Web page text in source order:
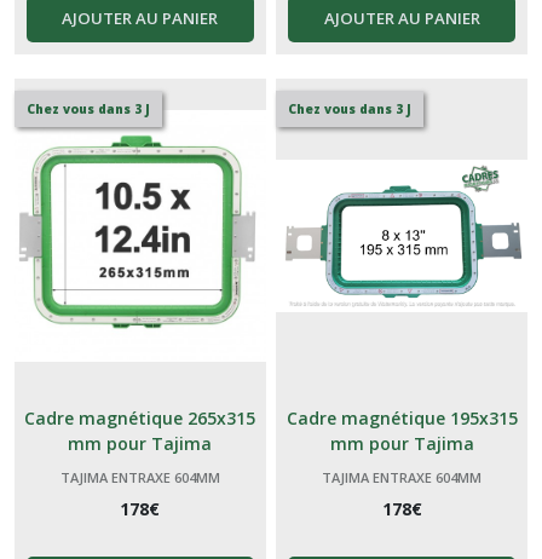
AJOUTER AU PANIER AJOUTER AU PANIER
Chez vous dans 3 J
Cadre magnétique 265x315
mm pour Tajima
TAJIMA ENTRAXE 604MM
178€
Chez vous dans 3 J
Cadre magnétique 195x315
mm pour Tajima
TAJIMA ENTRAXE 604MM
178€